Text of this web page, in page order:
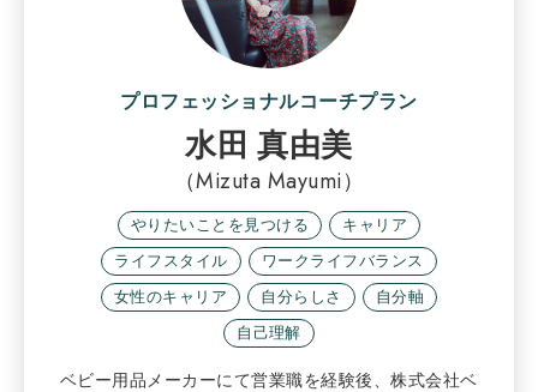
プロフェッショナルコーチプラン
水田 真由美
（Mizuta Mayumi）
やりたいことを見つける
キャリア
ライフスタイル
ワークライフバランス
女性のキャリア
自分らしさ
自分軸
自己理解
ベビー用品メーカーにて営業職を経験後、株式会社ベ